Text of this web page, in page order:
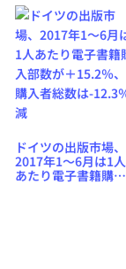
ドイツの出版市場、
2017年1〜6月は1人
あたり電子書籍購入